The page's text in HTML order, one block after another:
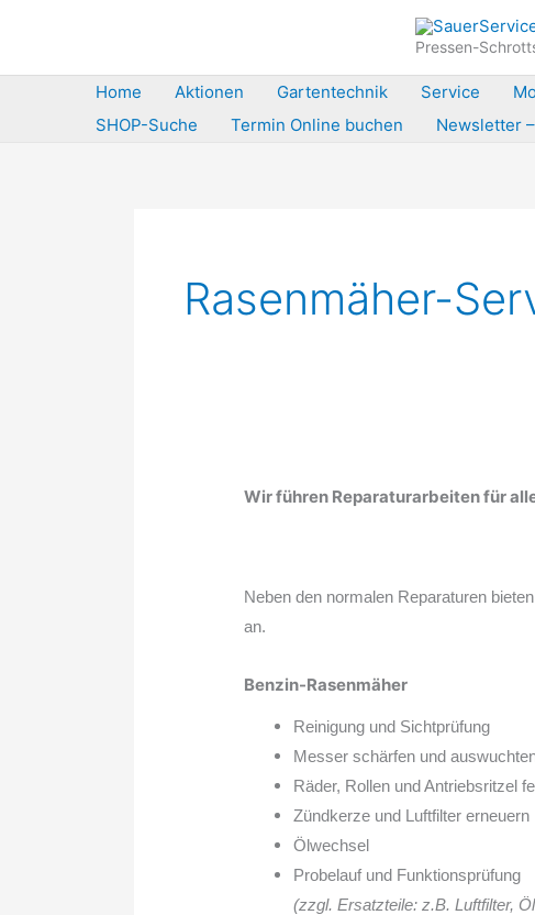
springen
Pressen-
Home Aktionen Gartentechnik Service
SHOP-Suche
Termin Online buchen Newsletter
Rasenmäher-
Wir führen Reparaturarbeiten für
Neben den normalen Reparaturen
an.
Benzin-Rasenmäher
Reinigung und Sichtprüfung
Messer schärfen und
Räder, Rollen und Antriebsritzel
Zündkerze und Luftfilter erneuern
Ölwechsel
Probelauf und Funktionsprüfung
(zzgl. Ersatzteile: z.B. Luftfilter,